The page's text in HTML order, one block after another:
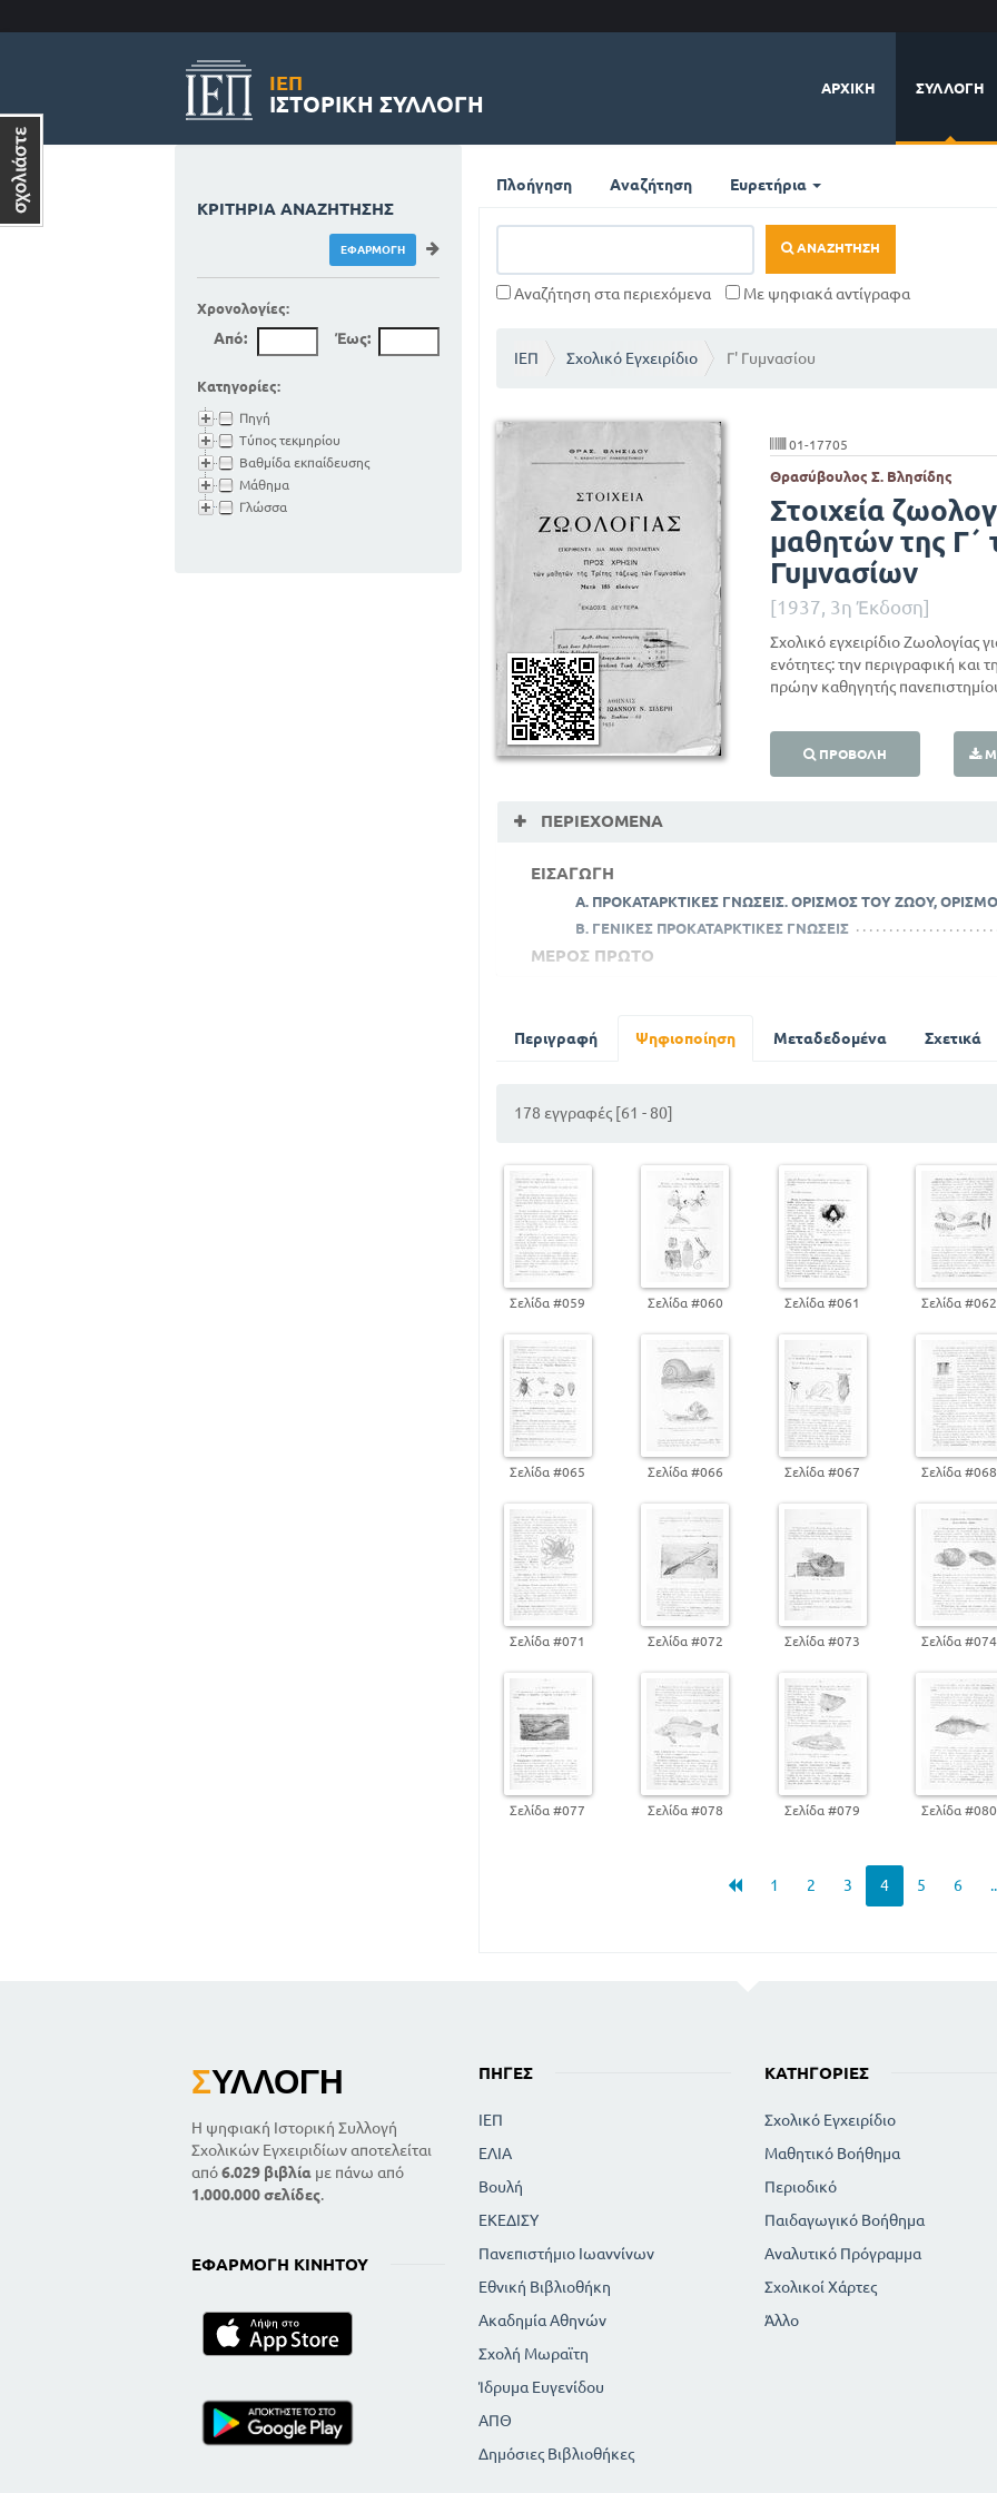
ΙΕΠ
ΙΣΤΟΡΙΚΉ ΣΥΛΛΟΓΉ
ΑΡΧΙΚΉ ΣΥΛΛΟΓΉ
Πλοήγηση Αναζήτηση Ευρετήρια
ΑΝΑΖΉΤΗΣΗ
Αναζήτηση στα περιεχόμενα Με ψηφιακά αντίγραφα
ΙΕΠ Σχολικό Εγχειρίδιο Γ' Γυμνασίου
01-17705
Θρασύβουλος Σ. Βλησίδης
Στοιχεία
μαθητών της Γ΄
Γυμνασίων
[1937, 3η Έκδοση]
Σχολικό εγχειρίδιο Ζωολογίας
ενότητες: την περιγραφική και
πρώην καθηγητής
ΠΡΟΒΟΛΉ
ΠΕΡΙΕΧΌΜΕΝΑ
ΕΙΣΑΓΩΓΗ
Α. ΠΡΟΚΑΤΑΡΚΤΙΚΕΣ ΓΝΩΣΕΙΣ. ΟΡΙΣΜΟΣ ΤΟΥ ΖΩΟΥ,
Β. ΓΕΝΙΚΕΣ ΠΡΟΚΑΤΑΡΚΤΙΚΕΣ ΓΝΩΣΕΙΣ
ΜΕΡΟΣ ΠΡΩΤΟ
ΤΑ ΚΟΙΛΕΝΤΕΡΩΤΑ
ΤΑ ΣΠΟΝΔΥΛΩΤΑ
ΑΝΘΡΩΠΟΣ
ΜΕΡΟΣ ΔΕΥΤΕΡΟ
ΓΕΝΙΚΗ ΖΩΟΛΟΓΙΑ
ΓΕΝΙΚΗ ΚΑΤΑΣΚΕΥΗ ΤΩΝ ΖΩΩΝ
ΤΑ ΟΡΓΑΝΑ ΤΩΝ ΖΩΩΝ
ΣΧΕΣΕΙΣ ΤΩΝ ΖΩΩΝ ΜΕ ΤΟΥΣ ΑΛΛΟΥ ΑΛΛΑ ΚΑΙ ΜΕ
Περιγραφή Ψηφιοποίηση Μεταδεδομένα Σχετικά
178 εγγραφές [61 - 80]
Σελίδα #059 Σελίδα #060 Σελίδα #061 Σελίδα #062
Σελίδα #065 Σελίδα #066 Σελίδα #067 Σελίδα #068
Σελίδα #071 Σελίδα #072 Σελίδα #073 Σελίδα #074
Σελίδα #077 Σελίδα #078 Σελίδα #079 Σελίδα #080
1 2 3 4 5 6
ΚΡΙΤΉΡΙΑ ΑΝΑΖΉΤΗΣΗΣ
Χρονολογίες:
Από: Έως:
Κατηγορίες:
Πηγή
Τύπος τεκμηρίου
Βαθμίδα εκπαίδευσης
Μάθημα
Γλώσσα
ΣΥΛΛΟΓΉ
Η ψηφιακή Ιστορική Συλλογή
Σχολικών Εγχειριδίων αποτελείται
από6.029 βιβλία με πάνω από
1.000.000 σελίδες.
ΕΦΑΡΜΟΓΉ ΚΙΝΗΤΟΎ
ΠΗΓΈΣ
ΙΕΠ
ΕΛΙΑ
Βουλή
ΕΚΕΔΙΣΥ
Πανεπιστήμιο Ιωαννίνων
Εθνική Βιβλιοθήκη
Ακαδημία Αθηνών
Σχολή Μωραϊτη
Ίδρυμα Ευγενίδου
ΑΠΘ
Δημόσιες Βιβλιοθήκες
ΚΑΤΗΓΟΡΊΕΣ
Σχολικό Εγχειρίδιο
Μαθητικό Βοήθημα
Περιοδικό
Παιδαγωγικό Βοήθημα
Αναλυτικό Πρόγραμμα
Σχολικοί Χάρτες
Άλλο